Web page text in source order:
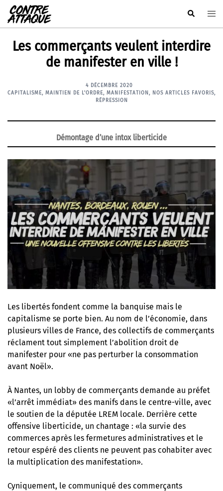
Aller
au
contenu
Rechercher
Les commerçants veulent interdire
de manifester en ville !
4 DÉCEMBRE 2020
CAPITALISME, MAINTIEN DE L'ORDRE, MANIFESTATION , NOS ARTICLES FAVORIS,
RÉPRESSION
Démontage d’une intox liberticide
Les libertés fondent comme la banquise mais le
capitalisme se porte bien. Au nom de l’économie, dans
plusieurs villes de France, des collectifs de commerçants
réclament tout simplement l’abolition droit de
manifester pour «ne pas perturber la consommation
avant Noël».
À Nantes, un lobby de commerçants demande au préfet
«l’arrêt immédiat» des manifs dans le centre-ville, avec
le soutien de la députée LREM locale. Derrière cette
offensive liberticide, un chantage : «la survie des
commerces après les fermetures administratives et le
retour espéré des clients ne peuvent pas cohabiter avec
la multiplication des manifestation».
Cyniquement, le communiqué des commerçants